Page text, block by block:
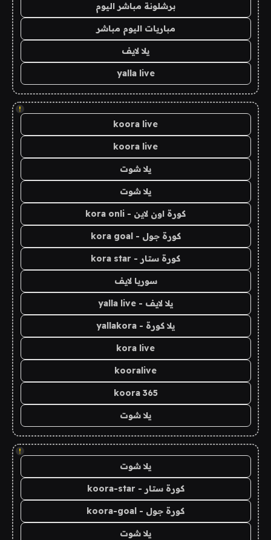
برشلونة مباشر اليوم
مباريات اليوم مباشر
يلا لايف
yalla live
!
koora live
koora live
يلا شوت
يلا شوت
كورة اون لاين - kora onli
كورة جول - kora goal
كورة ستار - kora star
سوريا لايف
يلا لايف - yalla live
يلا كورة - yallakora
kora live
kooralive
koora 365
يلا شوت
!
يلا شوت
كورة ستار - koora-star
كورة جول - koora-goal
يلا شوت